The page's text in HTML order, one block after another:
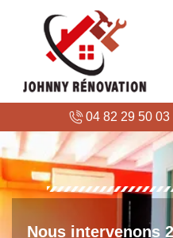
04 82 29 50 03
Nous intervenons